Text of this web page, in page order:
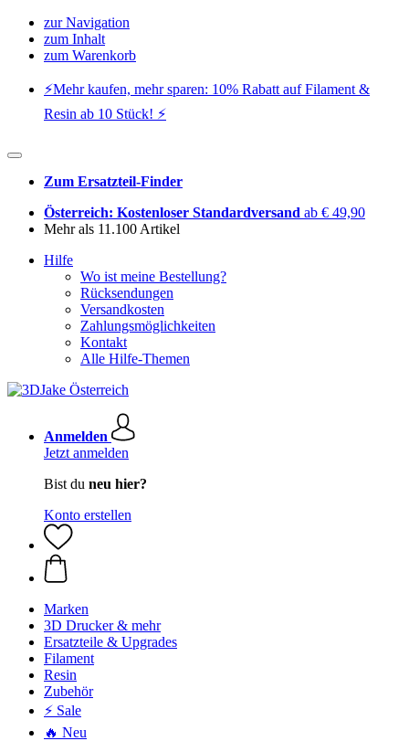
zur Navigation
zum Inhalt
zum Warenkorb
⚡️Mehr kaufen, mehr sparen: 10% Rabatt auf Filament &
Resin ab 10 Stück! ⚡️
Zum Ersatzteil-Finder
Österreich: Kostenloser Standardversand ab € 49,90
Mehr als 11.100 Artikel
Hilfe
Wo ist meine Bestellung?
Rücksendungen
Versandkosten
Zahlungsmöglichkeiten
Kontakt
Alle Hilfe-Themen
Anmelden
Jetzt anmelden
Bist du neu hier?
Konto erstellen
Marken
3D Drucker & mehr
Ersatzteile & Upgrades
Filament
Resin
Zubehör
⚡ Sale
🔥 Neu